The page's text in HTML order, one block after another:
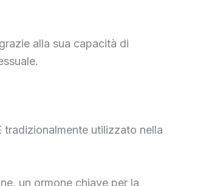
alla sua capacità di
tradizionalmente utilizzato nella
un ormone chiave per la